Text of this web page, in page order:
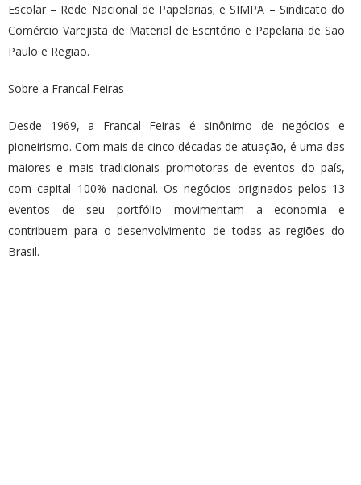
Escolar – Rede Nacional de Papelarias; e SIMPA – Sindicato do
Comércio Varejista de Material de Escritório e Papelaria de São
Paulo e Região.
Sobre a Francal Feiras
Desde 1969, a Francal Feiras é sinônimo de negócios e
pioneirismo. Com mais de cinco décadas de atuação, é uma das
maiores e mais tradicionais promotoras de eventos do país,
com capital 100% nacional. Os negócios originados pelos 13
eventos de seu portfólio movimentam a economia e
contribuem para o desenvolvimento de todas as regiões do
Brasil.